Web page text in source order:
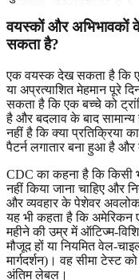
वयस्कों और अभिभावकों
सकता है?
एक वयस्क देख सकता है कि
या अप्रत्याशित मेहमान पूरे
सकता है कि एक बच्चे को
है और बदलाव के बाद सामान्य
नहीं है कि क्या प्रतिक्रिया
पैटर्न लगातार बना हुआ है
CDC का कहना है कि
नहीं किया जाना चाहिए और
और व्यवहार के पेशेवर
यह भी कहता है कि अमेरिकन
महीने की उम्र में ऑटिज्म-
मौजूद हों या नियमित वेल-
मार्गदर्शन)। वह सीमा टेस्ट
अंतिम लेबल।